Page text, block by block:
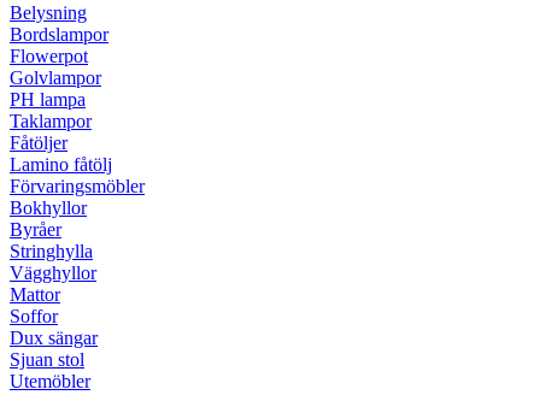
Belysning
Bordslampor
Flowerpot
Golvlampor
PH lampa
Taklampor
Fåtöljer
Lamino fåtölj
Förvaringsmöbler
Bokhyllor
Byråer
Stringhylla
Vägghyllor
Mattor
Soffor
Dux sängar
Sjuan stol
Utemöbler